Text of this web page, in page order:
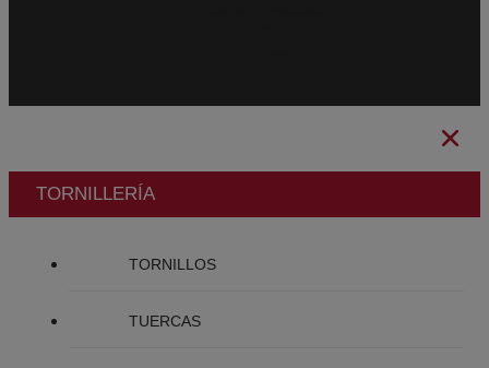
TORNILLERÍA
TORNILLOS
TUERCAS